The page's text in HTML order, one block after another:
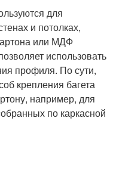
для
и потолках,
или МДФ
использовать
профиля. По сути,
крепления багета
например, для
по каркасной